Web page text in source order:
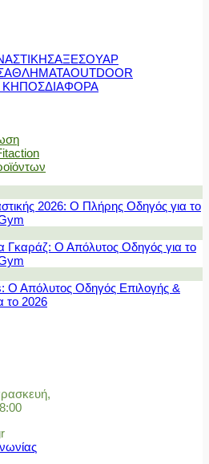
ΑΞΕΣΟΥΑΡ
ΑΘΛΗΜΑΤΑOUTDOOR
ΚΗΠΟΣΔΙΑΦΟΡΑ
2026: Ο Πλήρης Οδηγός για το
Γκαράζ: Ο Απόλυτος Οδηγός για το
Ο Απόλυτος Οδηγός Επιλογής &
το 2026